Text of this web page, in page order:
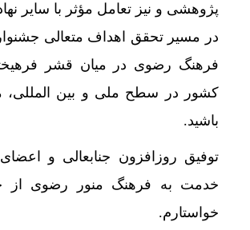
فاصله قیمت از مزرعه تا
ارزش معاملات خرد از مرز 20 همت عبور کرد
رشد 95 درصدی ارزش معاملات بورس‌های کالایی
تأکید بر توسعه همکاری‌های
پژوهشی و نیز تعامل مؤثر با سایر
در مسیر تحقق اهداف متعالی
فرهنگ رضوی در میان قشر
کشور در سطح ملی و بین
المللی،
باشید.
توفیق روزافزون جنابعالی و
خدمت به فرهنگ منور رضوی از
خواستارم.